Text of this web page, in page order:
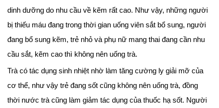
dinh dưỡng do nhu cầu về kẽm rất cao. Như vậy, những người
bị thiếu máu đang trong thời gian uống viên sắt bổ sung, người
đang bổ sung kẽm, trẻ nhỏ và phụ nữ mang thai đang cần nhu
cầu sắt, kẽm cao thì không nên uống trà.
Trà có tác dụng sinh nhiệt nhờ làm tăng cường ly giải mỡ của
cơ thể, như vậy trẻ đang sốt cũng không nên uống trà, đồng
thời nước trà cũng làm giảm tác dụng của thuốc hạ sốt. Người